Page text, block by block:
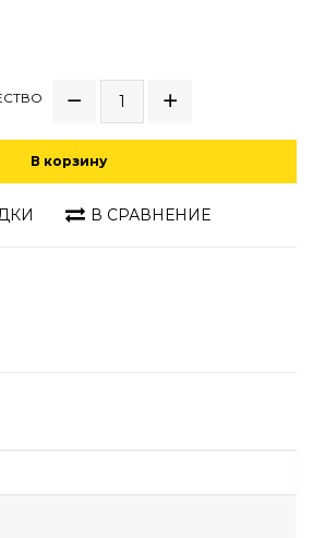
В корзину
В СРАВНЕНИЕ